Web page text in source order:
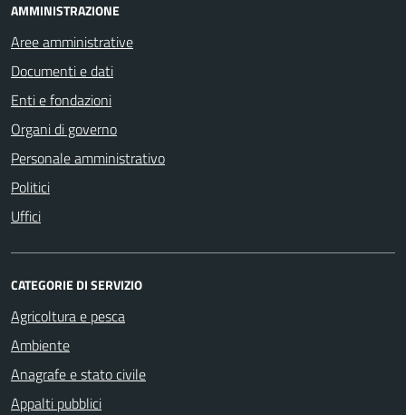
AMMINISTRAZIONE
Aree amministrative
Documenti e dati
Enti e fondazioni
Organi di governo
Personale amministrativo
Politici
Uffici
CATEGORIE DI SERVIZIO
Agricoltura e pesca
Ambiente
Anagrafe e stato civile
Appalti pubblici